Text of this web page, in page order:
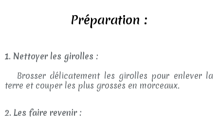
Préparation :
1. Nettoyer les girolles :
Brosser délicatement les girolles pour enlever la
terre et couper les plus grosses en morceaux.
2. Les faire revenir :